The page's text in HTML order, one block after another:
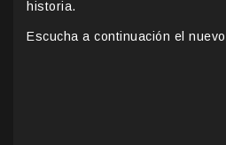
historia.
Escucha a continuación el